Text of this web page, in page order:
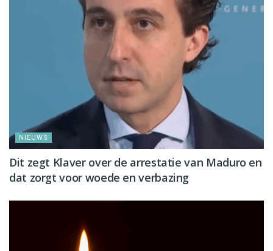
NIEUWS
Dit zegt Klaver over de arrestatie van Maduro en
dat zorgt voor woede en verbazing